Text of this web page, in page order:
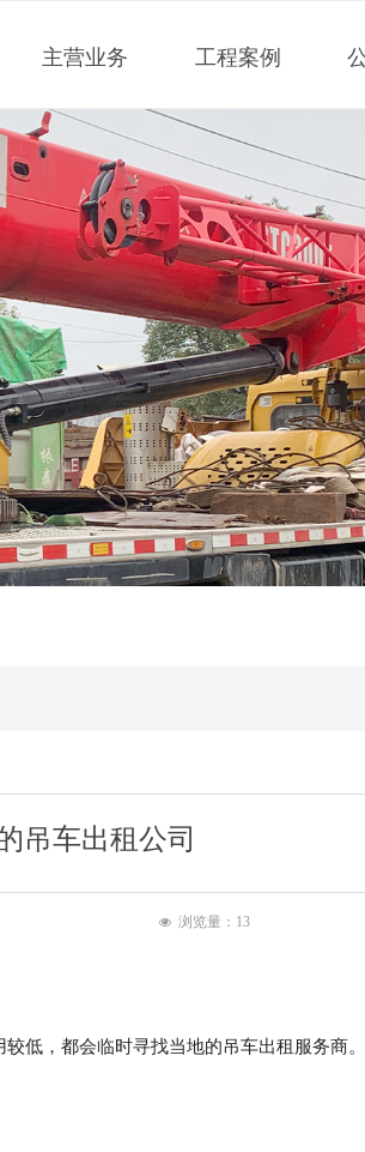
主营业务 工程案例
吊车出租公司
넶 浏览量： 13
低，都会临时寻找当地的吊车出租服务商